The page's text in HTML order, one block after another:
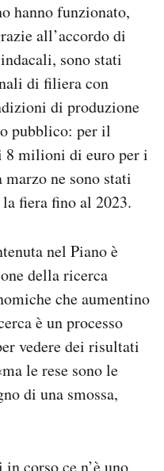
hanno funzionato,
all’accordo di
sono stati
di filiera con
di produzione
pubblico: per il
8 milioni di euro per i
ne sono stati
fiera fino al 2023.
nel Piano è
della ricerca
che aumentino
è un processo
vedere dei risultati
le rese sono le
di una smossa,